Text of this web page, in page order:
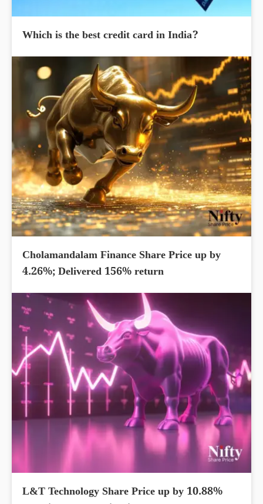
Which is the best credit card in India?
Cholamandalam Finance Share Price up by
4.26%; Delivered 156% return
L&T Technology Share Price up by 10.88%